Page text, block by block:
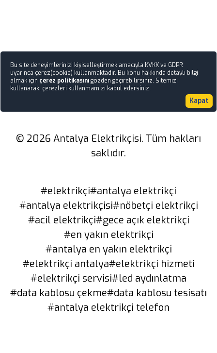
Bu site deneyimlerinizi kişiselleştirmek amacıyla KVKK ve GDPR
uyarınca çerez(cookie) kullanmaktadır. Bu konu hakkında detaylı bilgi
almak için çerez politikasınıgözden geçirebilirsiniz. Sitemizi
kullanarak, çerezleri kullanmamızı kabul edersiniz.
Kapat
© 2026 Antalya Elektrikçisi. Tüm hakları
saklıdır.
#elektrikçi#antalya elektrikçi
#antalya elektrikçisi#nöbetçi elektrikçi
#acil elektrikçi#gece açık elektrikçi
#en yakın elektrikçi
#antalya en yakın elektrikçi
#elektrikçi antalya#elektrikçi hizmeti
#elektrikçi servisi#led aydınlatma
#data kablosu çekme#data kablosu tesisatı
#antalya elektrikçi telefon